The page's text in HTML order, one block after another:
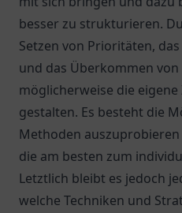
besser zu strukturieren.
Setzen von Prioritäten,
und das Überkommen
möglicherweise die
gestalten. Es besteht die
Methoden
die am besten zum
Letztlich bleibt es jedoch
welche Techniken und